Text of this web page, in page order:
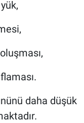
daha düşük